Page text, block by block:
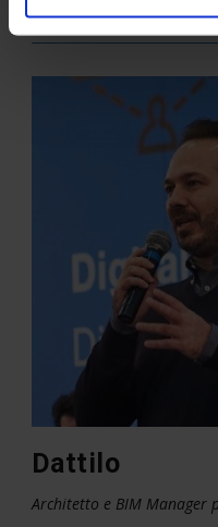
Dattilo
Architetto e BIM Manager